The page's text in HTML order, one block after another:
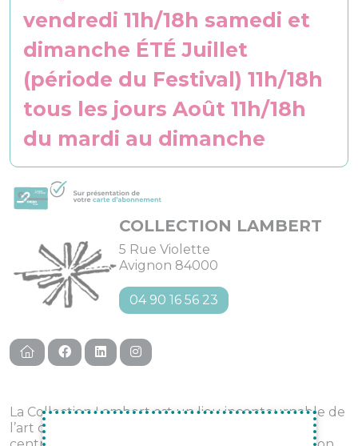
vendredi 11h/18h samedi et
dimanche ÉTÉ Juillet
(période du Festival) 11h/18h
tous les jours Août 11h/18h
du mardi au dimanche
COLLECTION LAMBERT
5 Rue Violette
Avignon 84000
04 90 16 56 23
La Collection Lambert est un lieu incontournable de
l’art contemporain à Avignon. À la fois musée et